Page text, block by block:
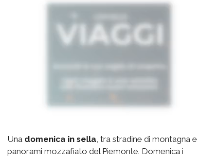
Una domenica in sella, tra stradine di montagna e
panorami mozzafiato del Piemonte. Domenica i